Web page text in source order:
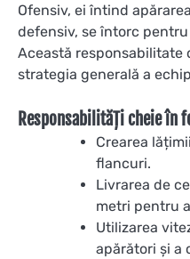
Ofensiv, ei întind
defensiv, se întorc
Această responsabilitate
strategia generală a
Responsabilități cheie în
Crearea
flancuri.
Livrarea de
metri pentru
Utilizarea
apărători și a